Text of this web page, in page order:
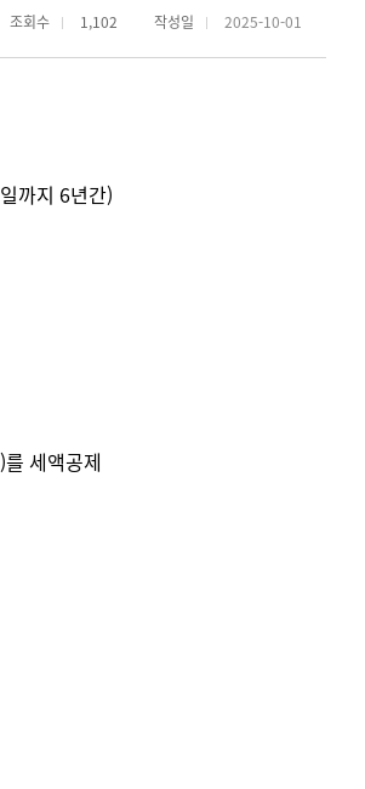
작성일 2025-10-01
조회수 1,102
까지 6년간)
세액공제